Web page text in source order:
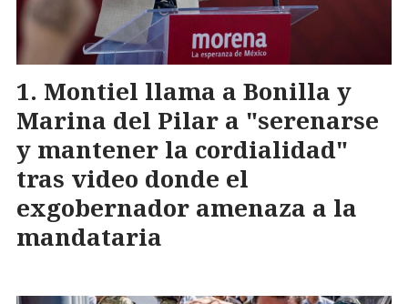
Montiel llama a Bonilla y
Marina del Pilar a "serenarse
y mantener la cordialidad"
tras video donde el
exgobernador amenaza a la
mandataria